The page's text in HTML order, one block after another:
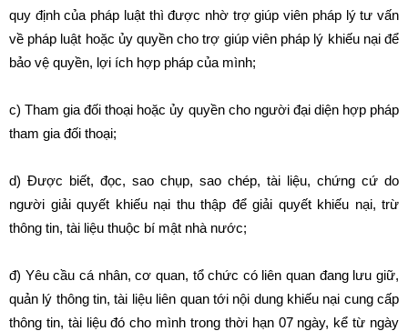
quy định của pháp luật thì được nhờ trợ giúp viên pháp lý tư vấn
về pháp luật hoặc ủy quyền cho trợ giúp viên pháp lý khiếu nại để
bảo vệ quyền, lợi ích hợp pháp của mình;
c) Tham gia đối thoại hoặc ủy quyền cho người đại diện hợp pháp
tham gia đối thoại;
d) Được biết, đọc, sao chụp, sao chép, tài liệu, chứng cứ do
người giải quyết khiếu nại thu thập để giải quyết khiếu nại, trừ
thông tin, tài liệu thuộc bí mật nhà nước;
đ) Yêu cầu cá nhân, cơ quan, tổ chức có liên quan đang lưu giữ,
quản lý thông tin, tài liệu liên quan tới nội dung khiếu nại cung cấp
thông tin, tài liệu đó cho mình trong thời hạn 07 ngày, kể từ ngày